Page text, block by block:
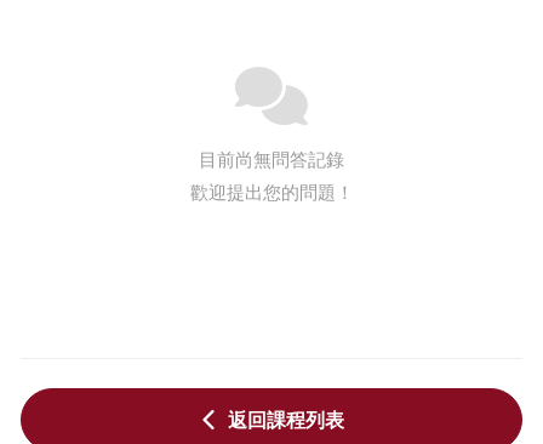
目前尚無問答記錄
歡迎提出您的問題！
返回課程列表